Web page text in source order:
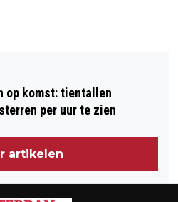
op komst: tientallen
per uur te zien
artikelen